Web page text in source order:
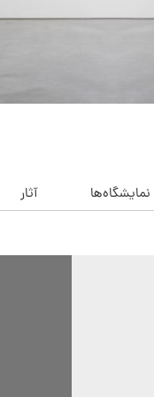
نمایشگاه‌ها آثار